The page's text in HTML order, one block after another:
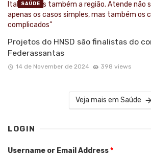
Projetos do HNSD são finalistas do
Federassantas
14 de November de 2024 398 views
SAÚDE
Veja mais em Saúde
LOGIN
Username or Email Address*